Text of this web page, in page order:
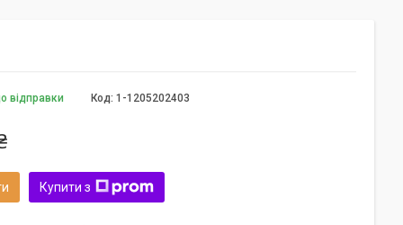
відправки Код: 1-1205202403
Купити з